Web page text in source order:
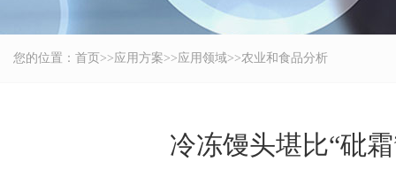
您的位置： 首页 >>应用方案>>应用领域>>农业和食品分析
冷冻馒头堪比“砒